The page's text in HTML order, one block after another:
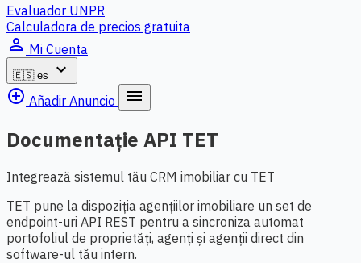
Evaluador UNPR
Calculadora de precios gratuita
person_outline Mi Cuenta
🇪🇸 es
expand_more
add_circle_outline Añadir Anuncio menu
Documentație API TET
Integrează sistemul tău CRM imobiliar cu TET
TET pune la dispoziția agențiilor imobiliare un set de
endpoint-uri API REST pentru a sincroniza automat
portofoliul de proprietăți, agenți și agenții direct din
software-ul tău intern.